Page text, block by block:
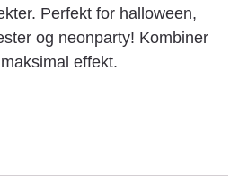
Perfekt for halloween,
og neonparty! Kombiner
effekt.